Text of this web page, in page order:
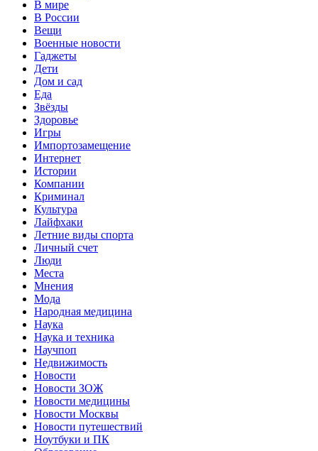
В мире
В России
Вещи
Военные новости
Гаджеты
Дети
Дом и сад
Еда
Звёзды
Здоровье
Игры
Импортозамещение
Интернет
Истории
Компании
Криминал
Культура
Лайфхаки
Летние виды спорта
Личный счет
Люди
Места
Мнения
Мода
Народная медицина
Наука
Наука и техника
Научпоп
Недвижимость
Новости
Новости ЗОЖ
Новости медицины
Новости Москвы
Новости путешествий
Ноутбуки и ПК